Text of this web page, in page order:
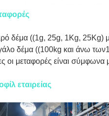
δέμα ((1g, 25g, 1Kg, 25Kg)
δέμα ((100kg και άνω
οι μεταφορές είναι σύμφωνα
εταιρείας